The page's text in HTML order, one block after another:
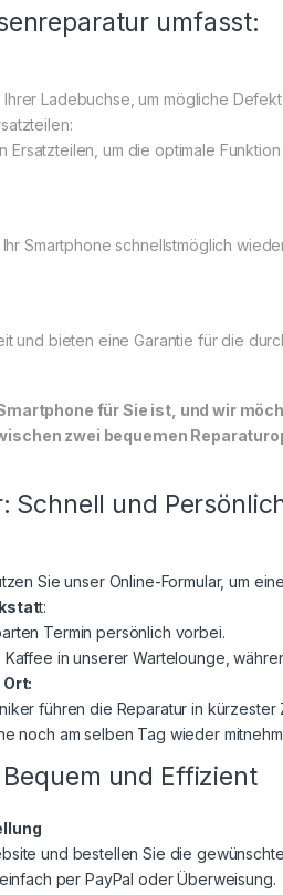
umfasst:
Ladebuchse, um mögliche
Ersatzteilen, um die optimale
Smartphone schnellstmöglich
und bieten eine Garantie für die
für Sie ist, und wir
zwei bequemen
Schnell und
Sie unser Online-Formular, um
t:
Termin persönlich vorbei.
in unserer Wartelounge,
führen die Reparatur in kürzester
noch am selben Tag wieder
und Effizient
und bestellen Sie die
per PayPal oder Überweisung.